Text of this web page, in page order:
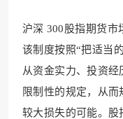
沪深 300股指期货市
该制度按照“把适当
从资金实力、投资
限制性的规定，从
较大损失的可能。股